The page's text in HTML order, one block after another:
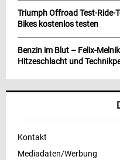
Triumph Offroad Test-Ride-
Bikes kostenlos testen
Benzin im Blut – Felix-
Hitzeschlacht und
Kontakt
Mediadaten/Werbung